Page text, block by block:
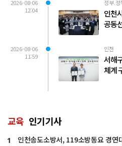
2026-08-06
12:04
정부.정
인천
공동
2026-08-06
11:59
인천
서해
체계
교육 인기기사
1 인천송도소방서, 119소방동요 경연